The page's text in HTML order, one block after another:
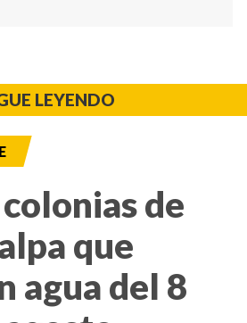
LEYENDO
de
que
agua del 8